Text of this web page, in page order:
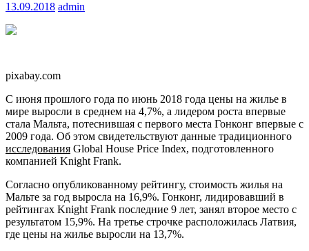
13.09.2018 admin
pixabay.com
С июня прошлого года по июнь 2018 года цены на жилье в
мире выросли в среднем на 4,7%, а лидером роста впервые
стала Мальта, потеснившая с первого места Гонконг впервые с
2009 года. Об этом свидетельствуют данные традиционного
исследования Global House Price Index, подготовленного
компанией Knight Frank.
Согласно опубликованному рейтингу, стоимость жилья на
Мальте за год выросла на 16,9%. Гонконг, лидировавший в
рейтингах Knight Frank последние 9 лет, занял второе место с
результатом 15,9%. На третье строчке расположилась Латвия,
где цены на жилье выросли на 13,7%.